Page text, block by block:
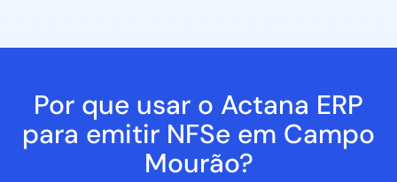
Por que usar o Actana ERP
para emitir NFSe em Campo
Mourão?